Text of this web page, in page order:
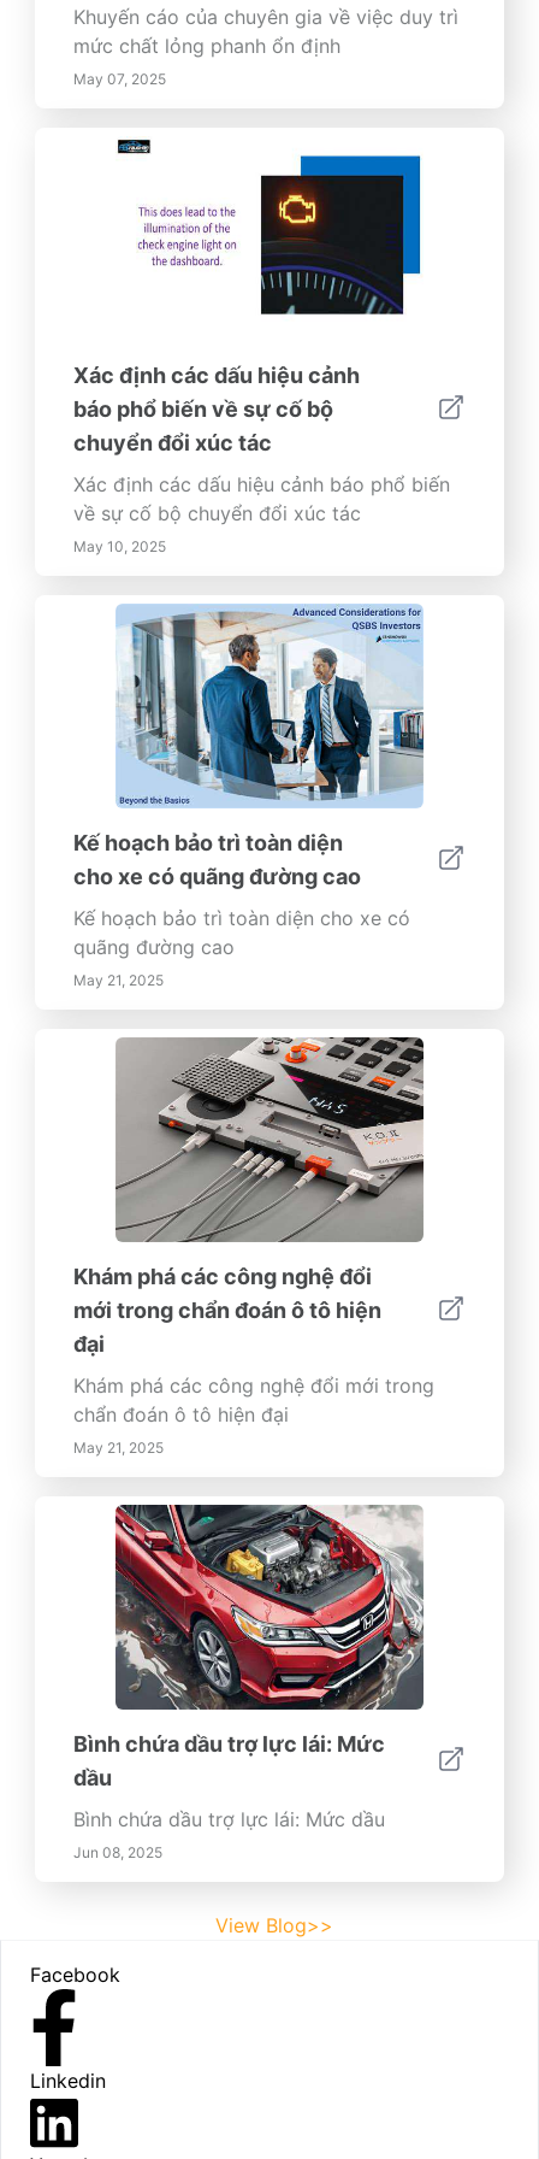
Khuyến cáo của chuyên gia về việc duy trì
mức chất lỏng phanh ổn định
May 07, 2025
Xác định các dấu hiệu cảnh
báo phổ biến về sự cố bộ
chuyển đổi xúc tác
Xác định các dấu hiệu cảnh báo phổ biến
về sự cố bộ chuyển đổi xúc tác
May 10, 2025
Kế hoạch bảo trì toàn diện
cho xe có quãng đường cao
Kế hoạch bảo trì toàn diện cho xe có
quãng đường cao
May 21, 2025
Khám phá các công nghệ đổi
mới trong chẩn đoán ô tô hiện
đại
Khám phá các công nghệ đổi mới trong
chẩn đoán ô tô hiện đại
May 21, 2025
Bình chứa dầu trợ lực lái: Mức
dầu
Bình chứa dầu trợ lực lái: Mức dầu
Jun 08, 2025
View Blog>>
Facebook
Linkedin